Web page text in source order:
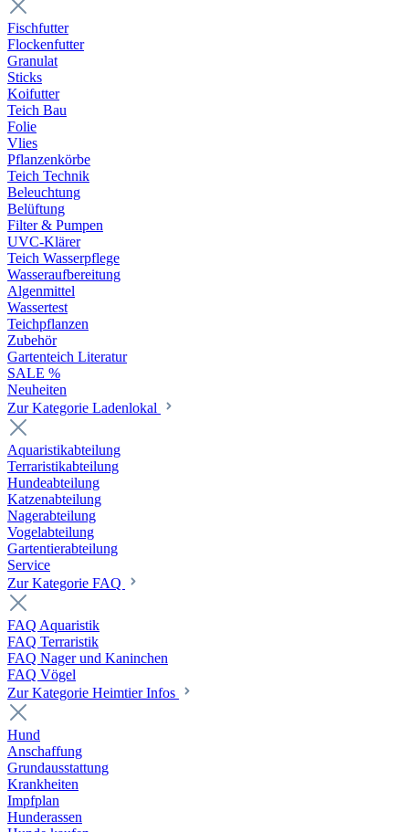
Fischfutter
Flockenfutter
Granulat
Sticks
Koifutter
Teich Bau
Folie
Vlies
Pflanzenkörbe
Teich Technik
Beleuchtung
Belüftung
Filter & Pumpen
UVC-Klärer
Teich Wasserpflege
Wasseraufbereitung
Algenmittel
Wassertest
Teichpflanzen
Zubehör
Gartenteich Literatur
SALE %
Neuheiten
Zur Kategorie Ladenlokal
Aquaristikabteilung
Terraristikabteilung
Hundeabteilung
Katzenabteilung
Nagerabteilung
Vogelabteilung
Gartentierabteilung
Service
Zur Kategorie FAQ
FAQ Aquaristik
FAQ Terraristik
FAQ Nager und Kaninchen
FAQ Vögel
Zur Kategorie Heimtier Infos
Hund
Anschaffung
Grundausstattung
Krankheiten
Impfplan
Hunderassen